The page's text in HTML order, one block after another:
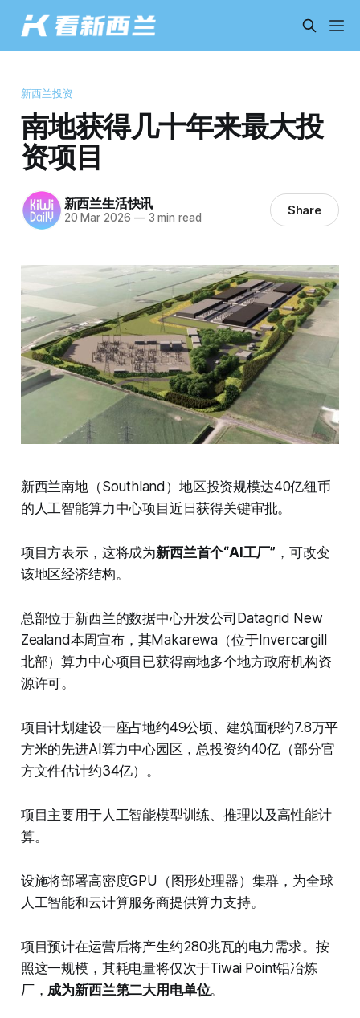
新西兰投资
南地获得几十年来最大投
资项目
新西兰生活快讯
20 Mar 2026 —3 min read Share
新西兰南地（Southland）地区投资规模达40亿纽币
的人工智能算力中心项目近日获得关键审批。
项目方表示，这将成为新西兰首个“AI工厂” ，可改变
该地区经济结构。
总部位于新西兰的数据中心开发公司Datagrid New
Zealand本周宣布，其Makarewa（位于Invercargill
北部）算力中心项目已获得南地多个地方政府机构资
源许可。
项目计划建设一座占地约49公顷、建筑面积约7.8万平
方米的先进AI算力中心园区，总投资约40亿（部分官
方文件估计约34亿）。
项目主要用于人工智能模型训练、推理以及高性能计
算。
设施将部署高密度GPU（图形处理器）集群，为全球
人工智能和云计算服务商提供算力支持。
项目预计在运营后将产生约280兆瓦的电力需求。按
照这一规模，其耗电量将仅次于Tiwai Point铝冶炼
厂， 成为新西兰第二大用电单位。